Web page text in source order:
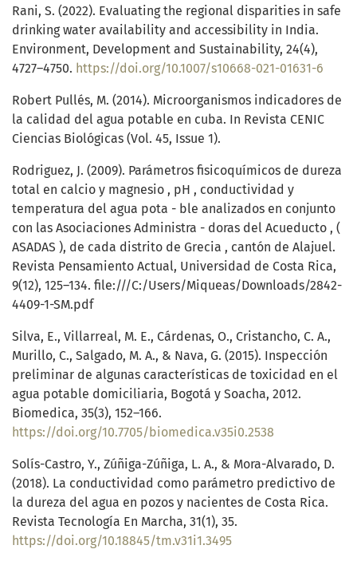
Rani, S. (2022). Evaluating the regional disparities in safe
drinking water availability and accessibility in India.
Environment, Development and Sustainability, 24(4),
4727–4750. https://doi.org/10.1007/s10668-021-01631-6
Robert Pullés, M. (2014). Microorganismos indicadores de
la calidad del agua potable en cuba. In Revista CENIC
Ciencias Biológicas (Vol. 45, Issue 1).
Rodriguez, J. (2009). Parámetros fisicoquímicos de dureza
total en calcio y magnesio , pH , conductividad y
temperatura del agua pota - ble analizados en conjunto
con las Asociaciones Administra - doras del Acueducto , (
ASADAS ), de cada distrito de Grecia , cantón de Alajuel.
Revista Pensamiento Actual, Universidad de Costa Rica,
9(12), 125–134. file:///C:/Users/Miqueas/Downloads/2842-
4409-1-SM.pdf
Silva, E., Villarreal, M. E., Cárdenas, O., Cristancho, C. A.,
Murillo, C., Salgado, M. A., & Nava, G. (2015). Inspección
preliminar de algunas características de toxicidad en el
agua potable domiciliaria, Bogotá y Soacha, 2012.
Biomedica, 35(3), 152–166.
https://doi.org/10.7705/biomedica.v35i0.2538
Solís-Castro, Y., Zúñiga-Zúñiga, L. A., & Mora-Alvarado, D.
(2018). La conductividad como parámetro predictivo de
la dureza del agua en pozos y nacientes de Costa Rica.
Revista Tecnología En Marcha, 31(1), 35.
https://doi.org/10.18845/tm.v31i1.3495